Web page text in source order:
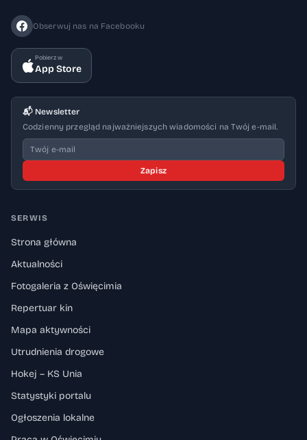
Obserwuj nas na Facebooku
Pobierz w
App Store
📬 Newsletter
Codzienny przegląd najważniejszych wiadomości na Twój e-mail.
Zapisz
SERWIS
Strona główna
Aktualności
Fotogaleria z Oświęcimia
Repertuar kin
Mapa aktywności
Utrudnienia drogowe
Hokej – KS Unia
Statystyki portalu
Ogłoszenia lokalne